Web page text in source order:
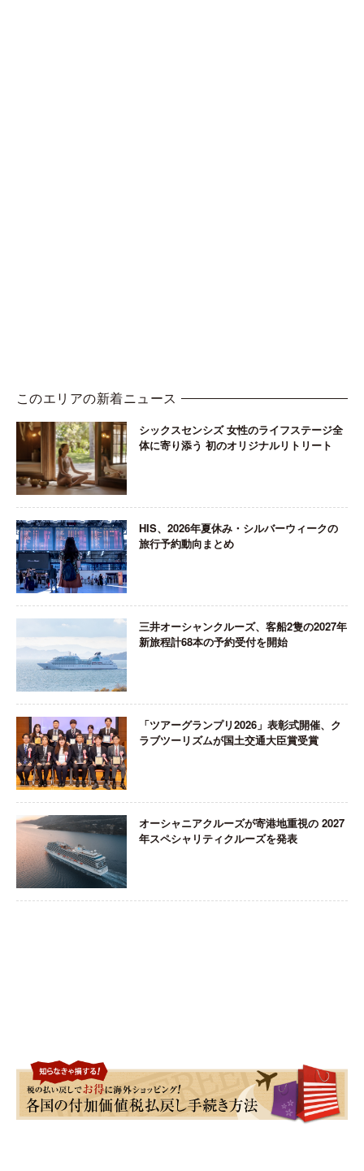
このエリアの新着ニュース
シックスセンシズ 女性のライフステージ全
体に寄り添う 初のオリジナルリトリート
HIS、2026年夏休み・シルバーウィークの
旅行予約動向まとめ
三井オーシャンクルーズ、客船2隻の2027年
新旅程計68本の予約受付を開始
「ツアーグランプリ2026」表彰式開催、ク
ラブツーリズムが国土交通大臣賞受賞
オーシャニアクルーズが寄港地重視の 2027
年スペシャリティクルーズを発表